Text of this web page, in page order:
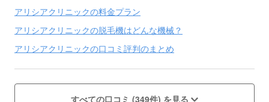
アリシアクリニックの料金プラン
アリシアクリニックの脱毛機はどんな機械？
アリシアクリニックの口コミ評判のまとめ
すべての口コミ (349件) を見る